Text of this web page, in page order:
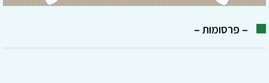
– פרסומות –